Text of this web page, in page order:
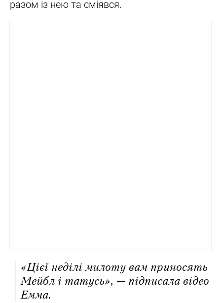
разом із нею та сміявся.
«Цієї неділі милоту вам приносять
Мейбл і татусь», — підписала відео
Емма.